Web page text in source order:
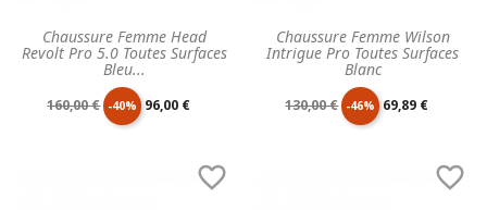
Chaussure Femme Head
Revolt Pro 5.0 Toutes Surfaces
Bleu...
Prix
160,00 € -40% Prix
96,00 €
Chaussure Femme Wilson
Intrigue Pro Toutes Surfaces
Blanc
Prix
130,00 € -46% Prix
69,89 €
 